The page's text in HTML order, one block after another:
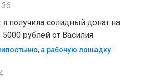
я получила солидный донат на
рублей от Василия
а рабочую лошадку